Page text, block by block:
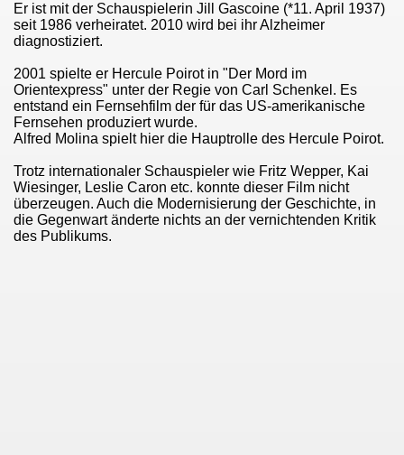
Er ist mit der Schauspielerin Jill Gascoine (*11. April 1937)
seit 1986 verheiratet. 2010 wird bei ihr Alzheimer
diagnostiziert.
2001 spielte er Hercule Poirot in "Der Mord im
Orientexpress" unter der Regie von Carl Schenkel. Es
entstand ein Fernsehfilm der für das US-amerikanische
Fernsehen produziert wurde.
Alfred Molina spielt hier die Hauptrolle des Hercule Poirot.
Trotz internationaler Schauspieler wie Fritz Wepper, Kai
Wiesinger, Leslie Caron etc. konnte dieser Film nicht
überzeugen. Auch die Modernisierung der Geschichte, in
die Gegenwart änderte nichts an der vernichtenden Kritik
des Publikums.